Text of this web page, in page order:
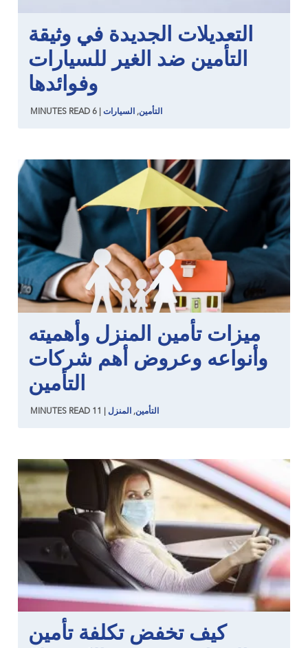
التعديلات الجديدة في وثيقة
التأمين ضد الغير للسيارات
وفوائدها
التأمين, السيارات 6
MINUTES READ
ميزات تأمين المنزل وأهميته
وأنواعه وعروض أهم شركات
التأمين
التأمين, المنزل 11
MINUTES READ
كيف تخفض تكلفة تأمين